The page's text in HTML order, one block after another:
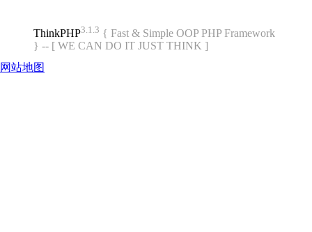
ThinkPHP3.1.3 { Fast & Simple OOP PHP Framework
} -- [ WE CAN DO IT JUST THINK ]
网站地图